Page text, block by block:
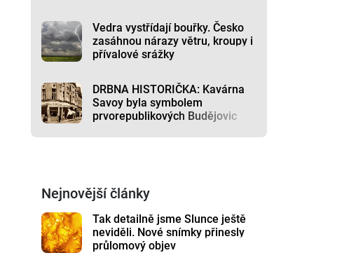
Vedra vystřídají bouřky. Česko
zasáhnou nárazy větru, kroupy i
přívalové srážky
DRBNA HISTORIČKA: Kavárna
Savoy byla symbolem
prvorepublikových Budějovic
Nejnovější články
Tak detailně jsme Slunce ještě
neviděli. Nové snímky přinesly
průlomový objev